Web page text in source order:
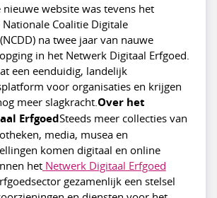
nieuwe website was tevens het
Coalitie Digitale
na twee jaar van nauwe
in het Netwerk Digitaal Erfgoed.
een eenduidig, landelijk
voor organisaties en krijgen
meer slagkracht. Over het
ErfgoedSteeds meer collecties van
media, musea en
komen digitaal en online
het Netwerk Digitaal Erfgoed
gezamenlijk een stelsel